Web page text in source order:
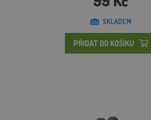
SKLADEM
PŘIDAT DO KOŠÍKU